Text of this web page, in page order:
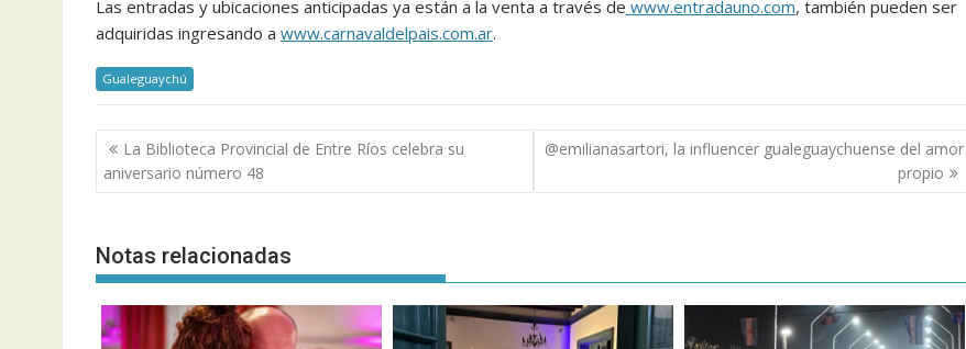
Las entradas y ubicaciones anticipadas ya están a la venta a través de www.entradauno.com, también pueden ser
adquiridas ingresando a www.carnavaldelpais.com.ar.
Gualeguaychú
Navegación
de
entradas
La Biblioteca Provincial de Entre Ríos celebra su
aniversario número 48
@emilianasartori, la influencer gualeguaychuense del amor
propio
Notas relacionadas